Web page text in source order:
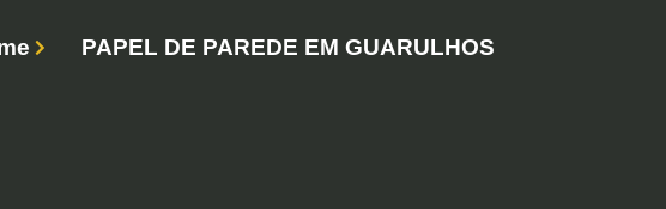
PAPEL DE PAREDE EM GUARULHOS